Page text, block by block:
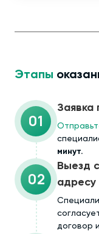
Этапы
01
Заявка
минут.
02
Выезд
адресу
договор